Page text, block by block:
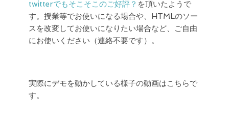
twitterでもそこそこのご好評？ を頂いたようで
す。授業等でお使いになる場合や、HTMLのソー
スを改変してお使いになりたい場合など、ご自由
にお使いください（連絡不要です）。
実際にデモを動かしている様子の動画はこちらで
す。